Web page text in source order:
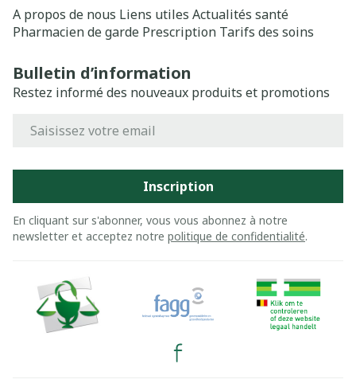
A propos de nous Liens utiles Actualités santé
Pharmacien de garde Prescription Tarifs des soins
Bulletin d’information
Restez informé des nouveaux produits et promotions
Inscription
En cliquant sur s'abonner, vous vous abonnez à notre
newsletter et acceptez notre politique de confidentialité.